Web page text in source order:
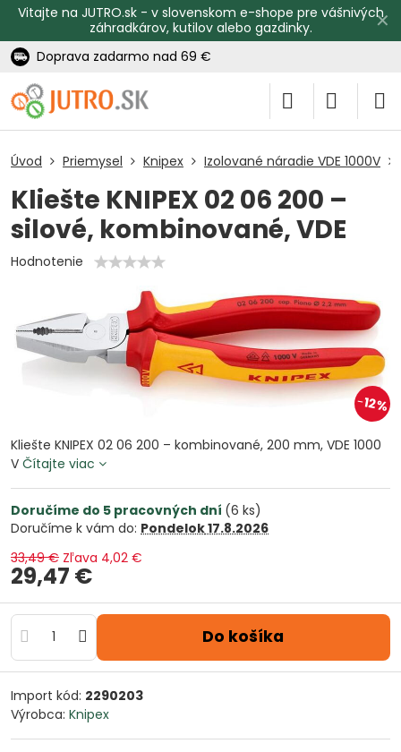
✕
Vitajte na JUTRO.sk - v slovenskom e-shope pre vášnivých
záhradkárov, kutilov alebo gazdinky.
Doprava zadarmo nad 69 €
12%
Úvod Priemysel Knipex Izolované náradie VDE 1000V
Kliešte KNIPEX 02 06 200 –
silové, kombinované, VDE
Hodnotenie
Kliešte KNIPEX 02 06 200 – kombinované, 200 mm, VDE 1000
V Čítajte viac
Doručíme do 5 pracovných dní (6 ks)
Doručíme k vám do: Pondelok17.8.2026
33,49 € Zľava 4,02 €
29,47 €
Do košíka
Import kód: 2290203
Výrobca: Knipex